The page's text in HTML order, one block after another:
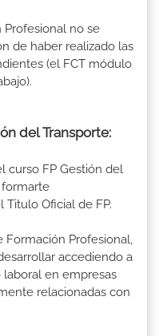
Profesional no se
de haber realizado las
(el FCT módulo
del Transporte:
curso FP Gestión del
formarte
Oficial de FP.
Formación Profesional,
accediendo a
en empresas
relacionadas con